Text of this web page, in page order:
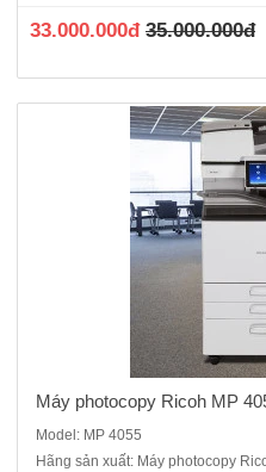
33.000.000đ 35.000.000đ
Máy photocopy Ricoh MP
Model: MP 4055
Hãng sản xuất: Máy photocopy